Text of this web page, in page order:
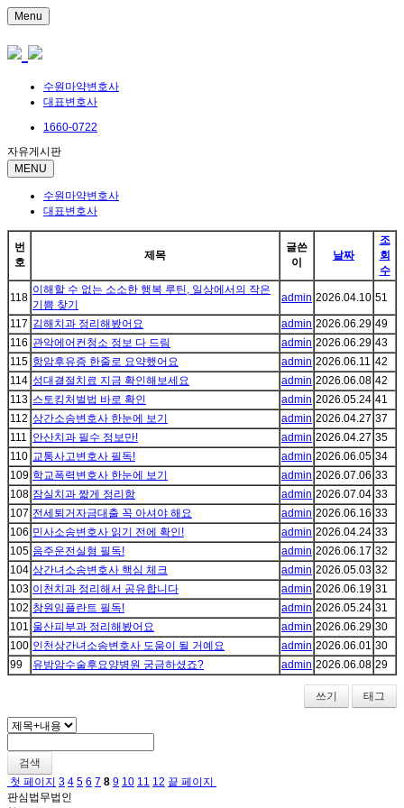
Menu
수원마약변호사
대표변호사
1660-0722
자유게시판
MENU
수원마약변호사
대표변호사
번
호
제목
글쓴
이
날짜
조
회
수
118
이해할 수 없는 소소한 행복 루틴, 일상에서의 작은
기쁨 찾기
admin 2026.04.10 51
117 김해치과 정리해봤어요 admin 2026.06.29 49
116 관악에어컨청소 정보 다 드림 admin 2026.06.29 43
115 항암후유증 한줄로 요약했어요 admin 2026.06.11 42
114 성대결절치료 지금 확인해보세요 admin 2026.06.08 42
113 스토킹처벌법 바로 확인 admin 2026.05.24 41
112 상간소송변호사 한눈에 보기 admin 2026.04.27 37
111 안산치과 필수 정보만! admin 2026.04.27 35
110 교통사고변호사 필독! admin 2026.06.05 34
109 학교폭력변호사 한눈에 보기 admin 2026.07.06 33
108 잠실치과 짧게 정리함 admin 2026.07.04 33
107 전세퇴거자금대출 꼭 아셔야 해요 admin 2026.06.16 33
106 민사소송변호사 읽기 전에 확인! admin 2026.04.24 33
105 음주운전실형 필독! admin 2026.06.17 32
104 상간녀소송변호사 핵심 체크 admin 2026.05.03 32
103 이천치과 정리해서 공유합니다 admin 2026.06.19 31
102 창원임플란트 필독! admin 2026.05.24 31
101 울산피부과 정리해봤어요 admin 2026.06.29 30
100 인천상간녀소송변호사 도움이 될 거예요 admin 2026.06.01 30
99
유방암수술후요양병원 궁금하셨죠? admin 2026.06.08 29
쓰기 태그
검색
첫 페이지 3 4 5 6 7 8 9 10 11 12 끝 페이지
판심법무법인